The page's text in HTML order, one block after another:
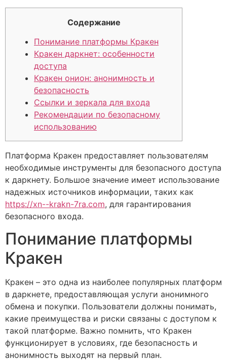
Содержание
Понимание платформы Кракен
Кракен даркнет: особенности
доступа
Кракен онион: анонимность и
безопасность
Ссылки и зеркала для входа
Рекомендации по безопасному
использованию
Платформа Кракен предоставляет пользователям
необходимые инструменты для безопасного доступа
к даркнету. Большое значение имеет использование
надежных источников информации, таких как
https://xn--krakn-7ra.com, для гарантирования
безопасного входа.
Понимание платформы
Кракен
Кракен – это одна из наиболее популярных платформ
в даркнете, предоставляющая услуги анонимного
обмена и покупки. Пользователи должны понимать,
какие преимущества и риски связаны с доступом к
такой платформе. Важно помнить, что Кракен
функционирует в условиях, где безопасность и
анонимность выходят на первый план.